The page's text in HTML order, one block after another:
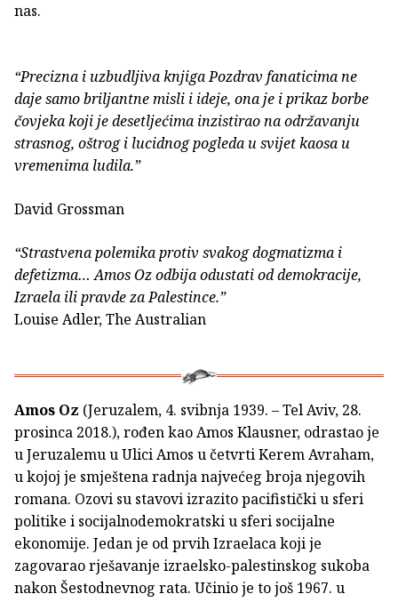
nas.
“Precizna i uzbudljiva knjiga Pozdrav fanaticima ne
daje samo briljantne misli i ideje, ona je i prikaz borbe
čovjeka koji je desetljećima inzistirao na održavanju
strasnog, oštrog i lucidnog pogleda u svijet kaosa u
vremenima ludila.”
David Grossman
“Strastvena polemika protiv svakog dogmatizma i
defetizma… Amos Oz odbija odustati od demokracije,
Izraela ili pravde za Palestince.”
Louise Adler, The Australian
Amos Oz (Jeruzalem, 4. svibnja 1939. – Tel Aviv, 28.
prosinca 2018.), rođen kao Amos Klausner, odrastao je
u Jeruzalemu u Ulici Amos u četvrti Kerem Avraham,
u kojoj je smještena radnja najvećeg broja njegovih
romana. Ozovi su stavovi izrazito pacifistički u sferi
politike i socijalnodemokratski u sferi socijalne
ekonomije. Jedan je od prvih Izraelaca koji je
zagovarao rješavanje izraelsko-palestinskog sukoba
nakon Šestodnevnog rata. Učinio je to još 1967. u